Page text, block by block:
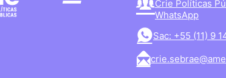
Crie Políticas
WhatsApp
Sac: +55 (11) 9